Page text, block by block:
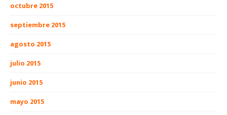
octubre 2015
septiembre 2015
agosto 2015
julio 2015
junio 2015
mayo 2015